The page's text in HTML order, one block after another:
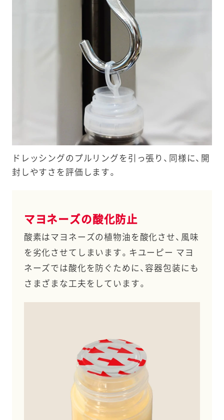
ドレッシングのプルリングを引っ張り、同様に、開
封しやすさを評価します。
マヨネーズの酸化防止
酸素はマヨネーズの植物油を酸化させ、風味
を劣化させてしまいます。キユーピー マヨ
ネーズでは酸化を防ぐために、容器包装にも
さまざまな工夫をしています。